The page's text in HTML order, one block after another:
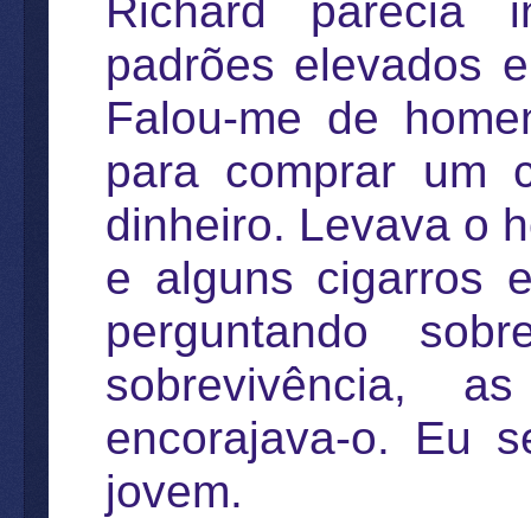
padrões elevados
Falou-me de
para comprar um
dinheiro. Levava o
e alguns cigarros
perguntando
sobrevivência,
encorajava-o. Eu
jovem.